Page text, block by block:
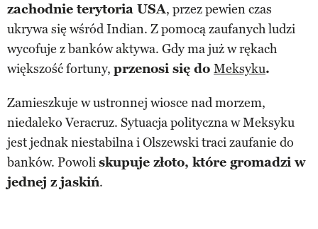
zachodnie terytoria USA, przez pewien czas
ukrywa się wśród Indian. Z pomocą zaufanych ludzi
wycofuje z banków aktywa. Gdy ma już w rękach
większość fortuny, przenosi się do Meksyku.
Zamieszkuje w ustronnej wiosce nad morzem,
niedaleko Veracruz. Sytuacja polityczna w Meksyku
jest jednak niestabilna i Olszewski traci zaufanie do
banków. Powoliskupuje złoto, które gromadzi w
jednej z jaskiń.